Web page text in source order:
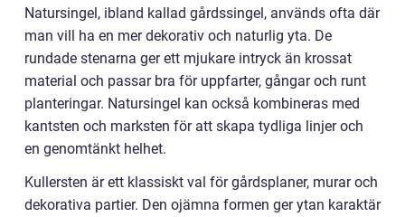
Natursingel, ibland kallad gårdssingel, används ofta där
man vill ha en mer dekorativ och naturlig yta. De
rundade stenarna ger ett mjukare intryck än krossat
material och passar bra för uppfarter, gångar och runt
planteringar. Natursingel kan också kombineras med
kantsten och marksten för att skapa tydliga linjer och
en genomtänkt helhet.
Kullersten är ett klassiskt val för gårdsplaner, murar och
dekorativa partier. Den ojämna formen ger ytan karaktär